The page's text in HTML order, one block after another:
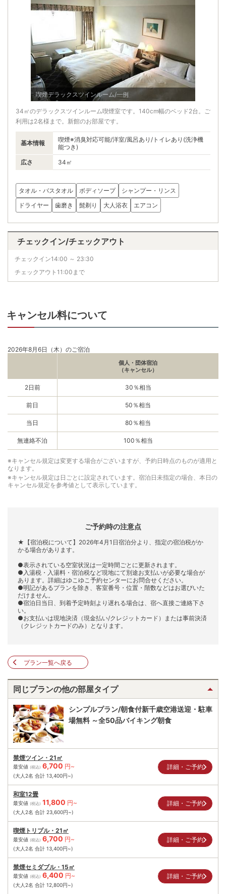
喫煙デラックスツインルーム/一例
34㎡のデラックスツインルーム喫煙室です。140cm幅のベッド2台。ご
利用は2名様まで。新館のお部屋です。
基本情報
喫煙※消臭対応可能/洋室/風呂あり/トイレあり(洗浄機
能つき)
広さ
34㎡
タオル・バスタオル ボディソープ
シャンプー・リンス
ドライヤー
歯磨き 髭剃り 大人浴衣 エアコン
チェックイン/チェックアウト
チェックイン14:00 ～ 23:30
チェックアウト11:00まで
キャンセル料について
2026年8月6日（木）のご宿泊
個人・団体宿泊
（キャンセル）
2日前 30％相当
前日 50％相当
当日 80％相当
無連絡不泊 100％相当
※キャンセル規定は変更する場合がございますが、予約日時点のものが適用と
なります。
※キャンセル規定は日ごとに設定されています。宿泊日未指定の場合、本日の
キャンセル規定を参考値として表示しています。
ご予約時の注意点
★【宿泊税について】2026年4月1日宿泊分より、指定の宿泊税がか
かる場合があります。
●表示されている空室状況は一定時間ごとに更新されます。
●入湯税・入湯料・宿泊税など現地にて別途お支払いが必要な場合が
あります。詳細はゆこゆこ予約センターにお問合せください。
●明記があるプランを除き、客室番号・位置・階数などはお選びいた
だけません。
●宿泊日当日、到着予定時刻より遅れる場合は、宿へ直接ご連絡下さ
い。
●お支払いは現地決済（現金払い/クレジットカード）または事前決済
（クレジットカードのみ）となります。
プラン一覧へ戻る
同じプランの他の部屋タイプ
シンプルプラン/朝食付新千歳空港送迎・駐車
場無料 ～全50品バイキング朝食
禁煙ツイン・21㎡
最安値 (税込) 6,700 円~
(大人2名 合計 13,400円~)
詳細・ご予約
和室12畳
最安値 (税込) 11,800 円~
(大人2名 合計 23,600円~)
詳細・ご予約
喫煙トリプル・21㎡
最安値 (税込) 6,700 円~
(大人2名 合計 13,400円~)
詳細・ご予約
禁煙セミダブル・15㎡
最安値 (税込) 6,400 円~
(大人2名 合計 12,800円~)
詳細・ご予約